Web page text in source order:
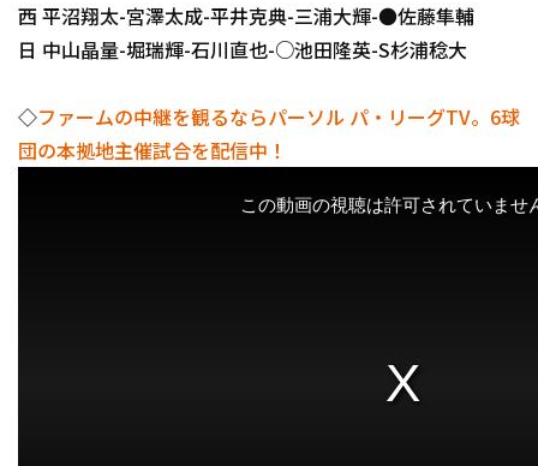
西 平沼翔太-宮澤太成-平井克典-三浦大輝-●佐藤隼輔
日 中山晶量-堀瑞輝-石川直也-○池田隆英-S杉浦稔大
◇ファームの中継を観るならパーソル パ・リーグTV。6球
団の本拠地主催試合を配信中！